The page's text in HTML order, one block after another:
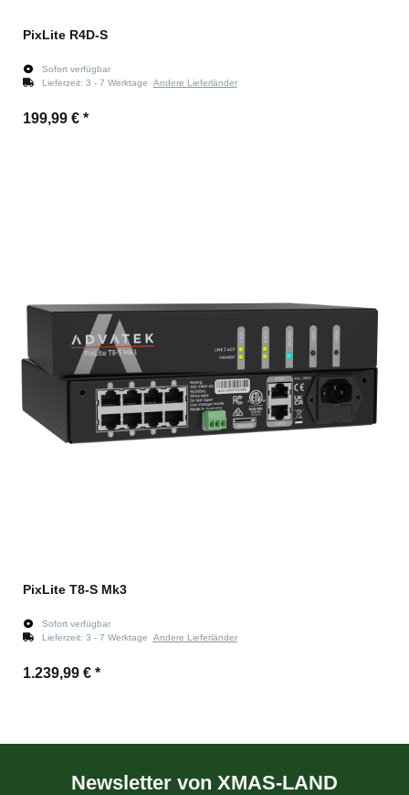
PixLite R4D-S
Sofort verfügbar
Lieferzeit: 3 - 7 Werktage Andere Lieferländer
199,99 € *
PixLite T8-S Mk3
Sofort verfügbar
Lieferzeit: 3 - 7 Werktage Andere Lieferländer
1.239,99 € *
Newsletter von XMAS-LAND